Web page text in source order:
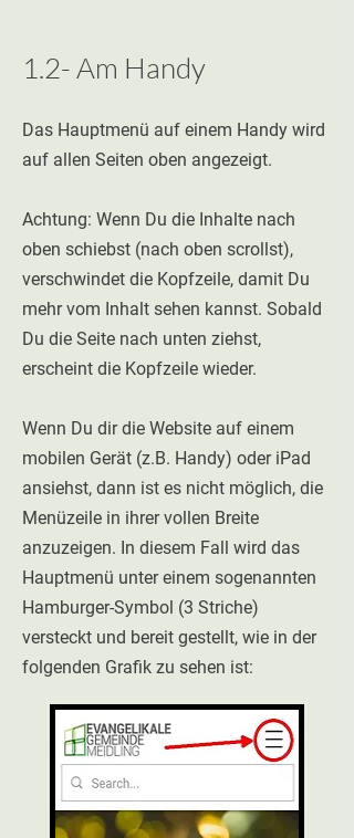
1.2- Am Handy
Das Hauptmenü auf einem Handy wird
auf allen Seiten oben angezeigt.
Achtung: Wenn Du die Inhalte nach
oben schiebst (nach oben scrollst),
verschwindet die Kopfzeile, damit Du
mehr vom Inhalt sehen kannst. Sobald
Du die Seite nach unten ziehst,
erscheint die Kopfzeile wieder.
Wenn Du dir die Website auf einem
mobilen Gerät (z.B. Handy) oder iPad
ansiehst, dann ist es nicht möglich, die
Menüzeile in ihrer vollen Breite
anzuzeigen. In diesem Fall wird das
Hauptmenü unter einem sogenannten
Hamburger-Symbol (3 Striche)
versteckt und bereit gestellt, wie in der
folgenden Grafik zu sehen ist: